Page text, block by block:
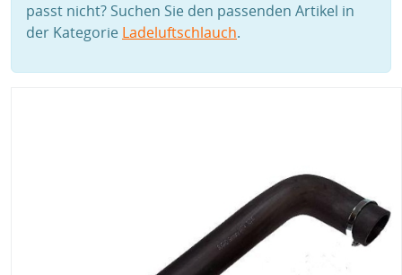
passt nicht? Suchen Sie den passenden Artikel in
der Kategorie Ladeluftschlauch.